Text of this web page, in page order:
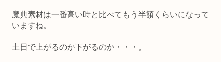
魔典素材は一番高い時と比べてもう半額くらいになって
いますね。
土日で上がるのか下がるのか・・・。